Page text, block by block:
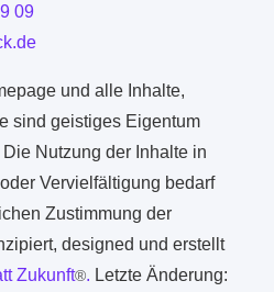
09
und alle Inhalte,
sind geistiges Eigentum
Nutzung der Inhalte in
Vervielfältigung bedarf
Zustimmung der
designed und erstellt
Zukunft®. Letzte Änderung: